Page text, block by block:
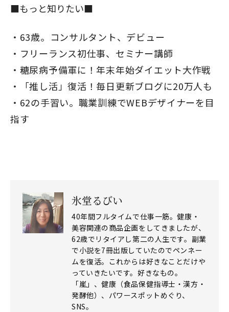
■もっと知りたい■
63歳。コンサルタント、デビュー
フリーランス初仕事、セミナー講師
糖尿病予備軍に！年末年始ダイエット大作戦
「推し活」復活！毎日更新ブログに20万人も
62の手習い。職業訓練でWEBデザイナーを目
指す
氷堂るびい
40年間フルタイムで仕事一筋。健康・
美容関連の商品企画をしてきましたが、
62歳でリタイアし第二の人生です。副業
で小説を7冊出版していたのでペンネー
ムを復活。これからは好きなことだけや
っていきたいです。好きなもの。
「嵐」、健康（食品保健指導士・漢方・
発酵他）、パワースポットめぐり、
SNS。